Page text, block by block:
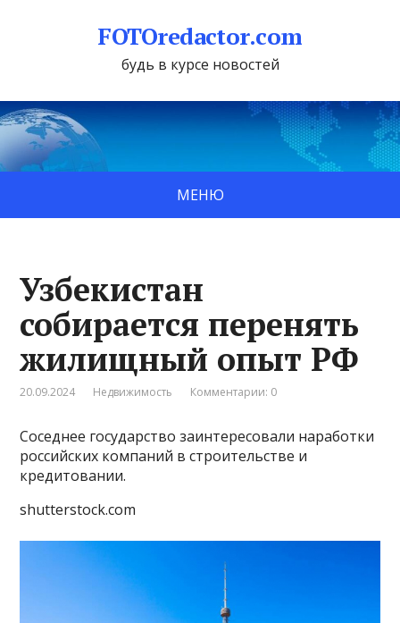
FOTOredactor.com
будь в курсе новостей
МЕНЮ
Узбекистан
собирается перенять
жилищный опыт РФ
20.09.2024 Недвижимость Комментарии: 0
Соседнее государство заинтересовали наработки
российских компаний в строительстве и
кредитовании.
shutterstock.com